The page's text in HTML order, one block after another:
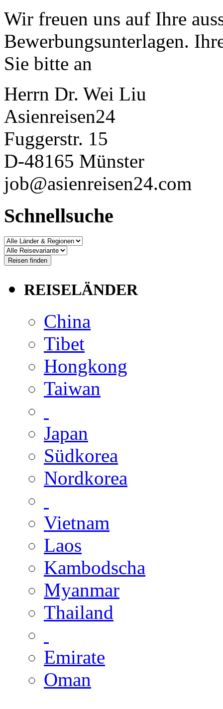
Wir freuen uns auf Ihre
Bewerbungsunterlagen.
Sie bitte an
Herrn Dr. Wei Liu
Asienreisen24
Fuggerstr. 15
D-48165 Münster
job@asienreisen24.com
Schnellsuche
REISELÄNDER
China
Tibet
Hongkong
Taiwan
Japan
Südkorea
Nordkorea
Vietnam
Laos
Kambodscha
Myanmar
Thailand
Emirate
Oman